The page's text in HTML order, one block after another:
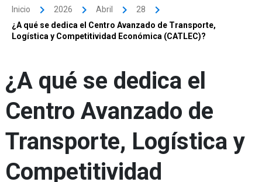
Inicio 2026 Abril
28
¿A qué se dedica el Centro Avanzado de Transporte,
Logística y Competitividad Económica (CATLEC)?
¿A qué se dedica el
Centro Avanzado de
Transporte, Logística y
Competitividad